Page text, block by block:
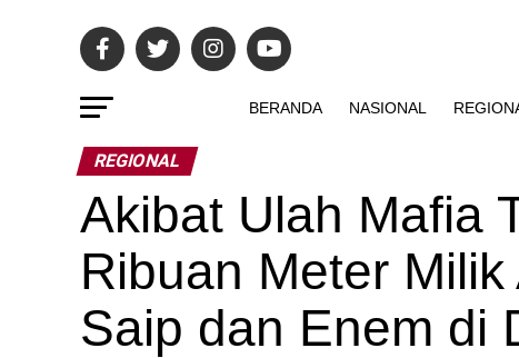
BERANDA NASIONAL
REGIONAL
Akibat Ulah Mafia
Ribuan Meter
Saip dan Enem di